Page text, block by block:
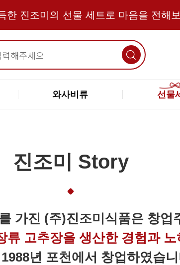
한 진조미의 선물 세트로 마음을 전해
와사비류 선물
진조미 Story
가진 (주)진조미식품은 창업
류 고추장을 생산한 경험과 노
년 포천에서 창업하였습